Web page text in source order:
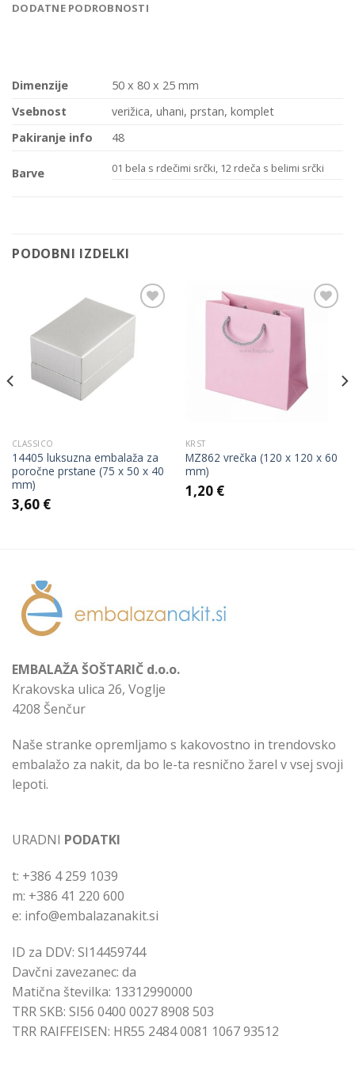
DODATNE PODROBNOSTI
Dimenzije
50 x 80 x 25 mm
Vsebnost
verižica, uhani, prstan, komplet
Pakiranje info
48
Barve 01 bela s rdečimi srčki, 12 rdeča s belimi srčki
PODOBNI IZDELKI
Wishlist
CLASSICO
14405 luksuzna embalaža za
poročne prstane (75 x 50 x 40
mm)
3,60 €
Add to
KRST
MZ862 vrečka (120 x 120 x 60
mm)
1,20 €
EMBALAŽA ŠOŠTARIČ d.o.o.
Krakovska ulica 26, Voglje
4208 Šenčur
Naše stranke opremljamo s kakovostno in trendovsko
embalažo za nakit, da bo le-ta resnično žarel v vsej svoji
lepoti.
URADNI PODATKI
t: +386 4 259 1039
m: +386 41 220 600
e: info@embalazanakit.si
ID za DDV: SI14459744
Davčni zavezanec: da
Matična številka: 13312990000
TRR SKB: SI56 0400 0027 8908 503
TRR RAIFFEISEN: HR55 2484 0081 1067 93512